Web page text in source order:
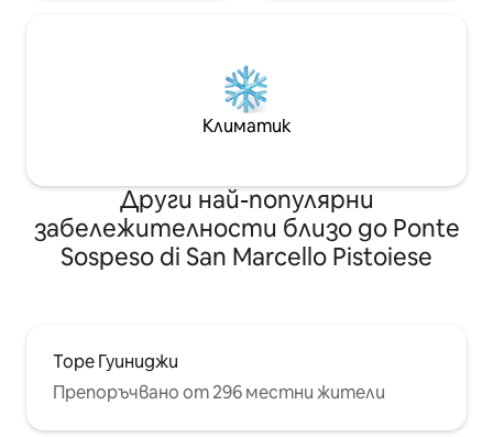
Климатик
Други най-популярни
забележителности близо до Ponte
Sospeso di San Marcello Pistoiese
Торе Гуиниджи
Препоръчвано от 296 местни жители